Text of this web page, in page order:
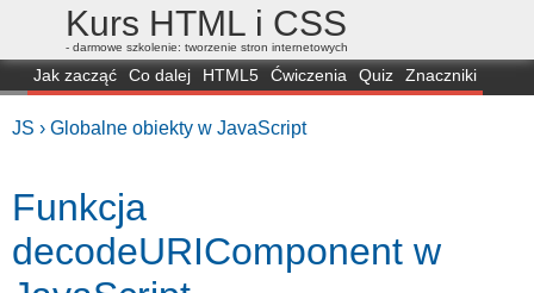
Kurs HTML i CSS
- darmowe szkolenie: tworzenie stron internetowych
Jak zacząć Co dalej HTML5 Ćwiczenia Quiz
Znaczniki
JS › Globalne obiekty w JavaScript
Funkcja
decodeURIComponent w